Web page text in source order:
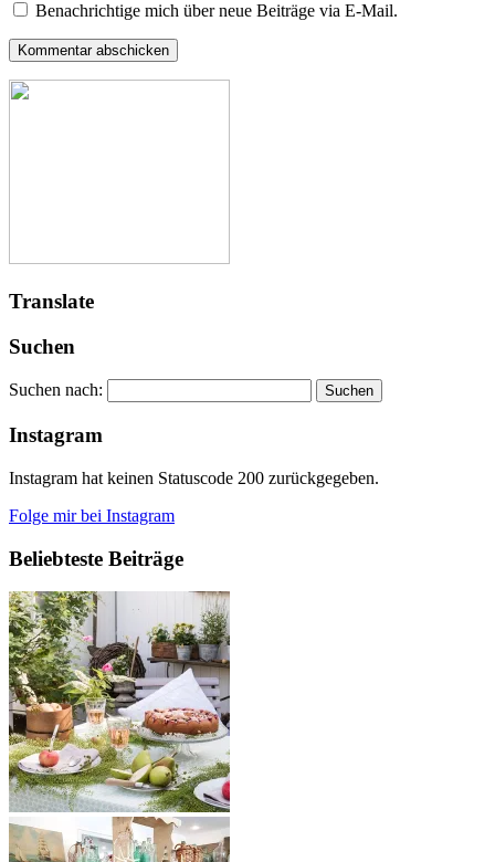
Benachrichtige mich über neue Beiträge via E-Mail.
Translate
Suchen
Suchen nach:
Instagram
Instagram hat keinen Statuscode 200 zurückgegeben.
Folge mir bei Instagram
Beliebteste Beiträge